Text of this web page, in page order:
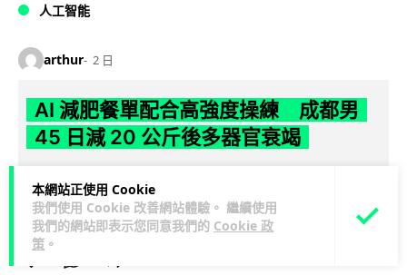
本網站正使用 Cookie
我們使用 Cookie 改善網站體驗。 繼續使用
我們的網站即表示您同意我們的 Cookie 政
策 。
人工智能
arthur 2 日
AI 減肥餐單配合高強度操練 成都男
45 日減 20 公斤後多器官衰竭
公斤後昏迷送院。醫生診斷他患上尿源性膿毒症、膿毒性休克
及多器官功能障礙。... 閱讀全文